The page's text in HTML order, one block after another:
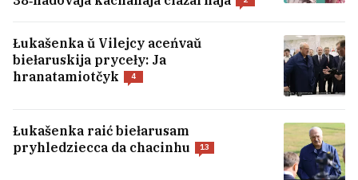
Łukašenka ŭ Vilejcy aceńvaŭ
biełaruskija pryceły: Ja
hranatamiotčyk
4
Łukašenka raić biełarusam
pryhledziecca da chacinhu
13
zarablajuć u porcie polskaj Hdyni
Va Ukrainie apublikavali śviežy palityčny
U Mazyry z akna dziaviataha paviercha